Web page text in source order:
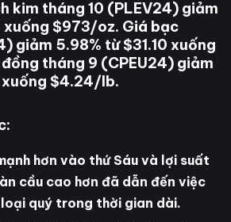
kim tháng 10 (PLEV24) giảm
xuống $973/oz. Giá bạc
giảm 5.98% từ $31.10 xuống
tháng 9 (CPEU24) giảm
$4.24/lb.
hơn vào thứ Sáu và lợi suất
cầu cao hơn đã dẫn đến việc
quý trong thời gian dài.